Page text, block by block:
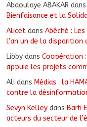
Abdoulaye ABAKAR dans
Bienfaisance et la
Alicet dansAbéché :
l’an un de la disparition
Libby dansCoopération
appuie les projets
Ali dans Médias : la
contre la
Sevyn Kelley dans Barh
acteurs du secteur de